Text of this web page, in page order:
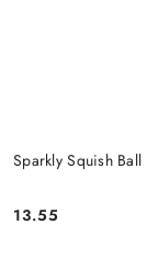
Sparkly Squish
Cena:
13.55